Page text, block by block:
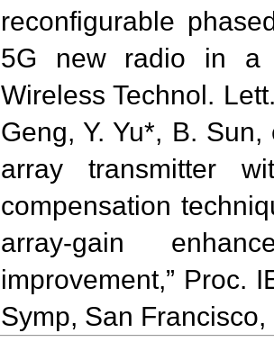
reconfigurable
5G new radio in a
Wireless Technol.
Geng, Y. Yu*, B.
array transmitter
compensation
array-gain
improvement,” Proc.
Symp, San